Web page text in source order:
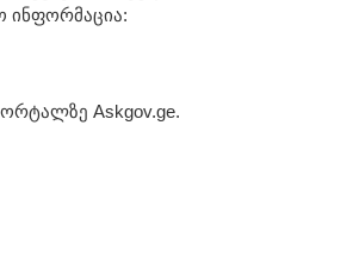
ინფორმაცია:
Askgov.ge.